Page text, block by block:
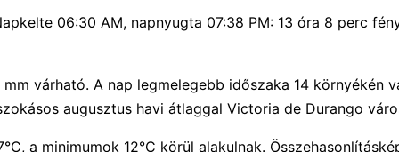
06:30 AM, napnyugta 07:38 PM: 13 óra 8 perc
várható. A nap legmelegebb időszaka 14 környékén
augusztus havi átlaggal Victoria de Durango
a minimumok 12°C körül alakulnak.